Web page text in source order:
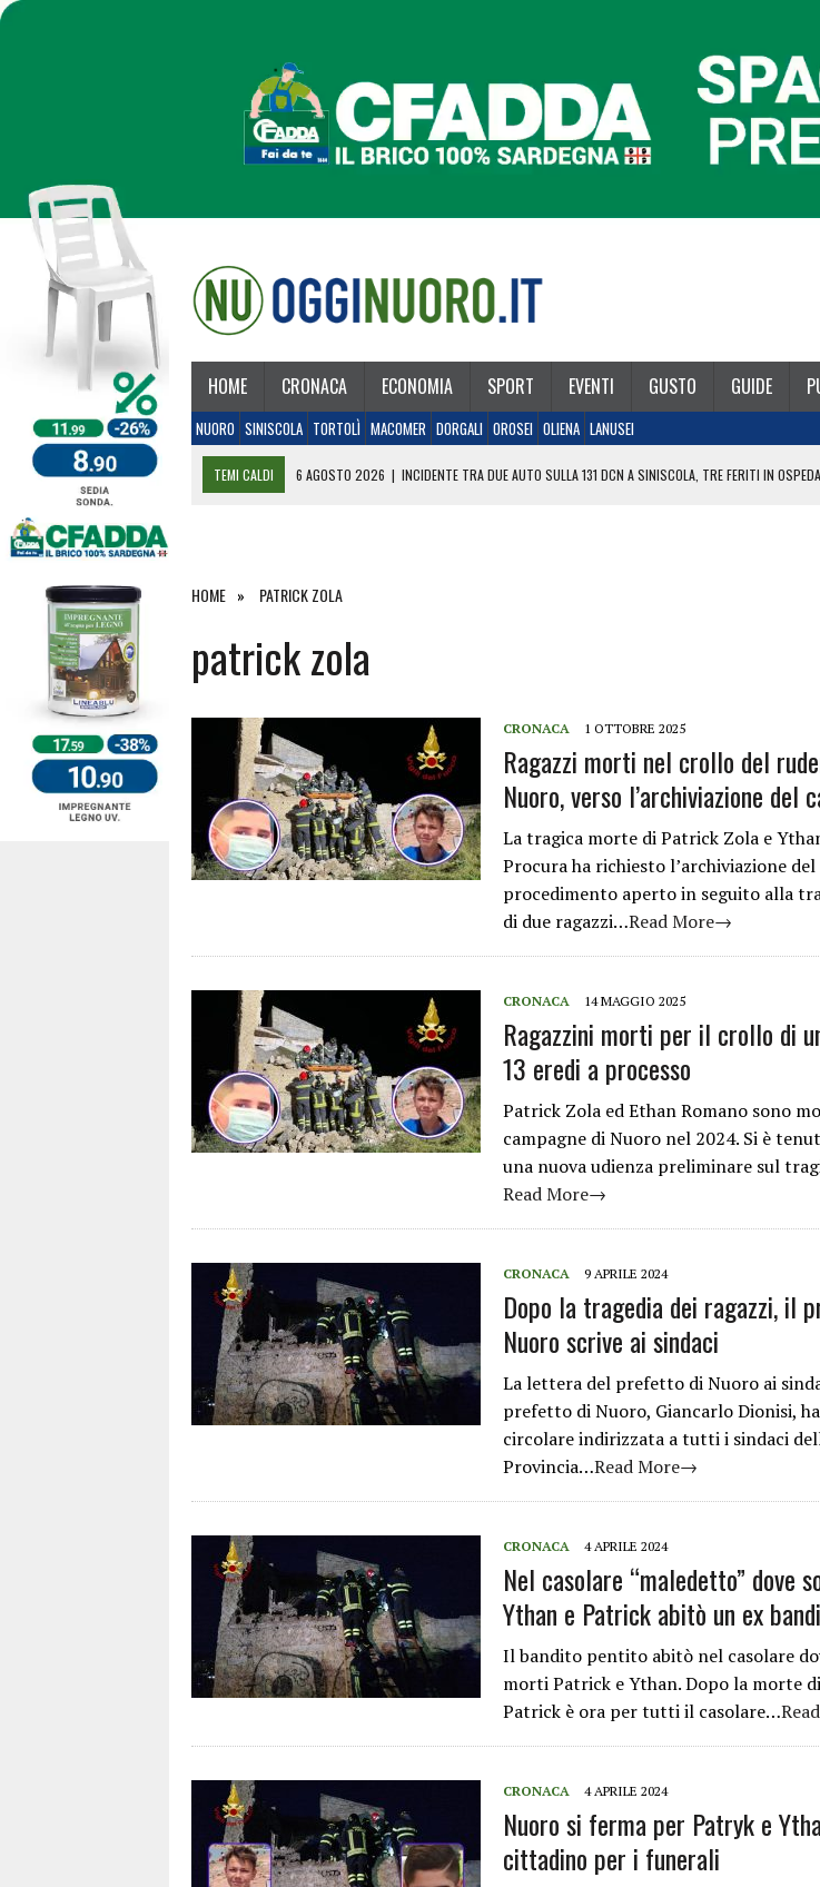
HOME CRONACA ECONOMIA SPORT EVENTI GUSTO GUIDE
NUORO SINISCOLA TORTOLÌ MACOMER DORGALI OROSEI OLIENA LANUSEI
TEMI CALDI 6 AGOSTO 2026 | INCIDENTE TRA DUE AUTO SULLA 131 DCN A SINISCOLA, TRE FERITI IN
27 LUGLIO 2026
OMICIDIO A BARI SARDO, ECCO COME È STATO UCCISO SIMONE CONCAS
HOME PATRICK ZOLA
patrick zola
CRONACA 1 OTTOBRE 2025
Ragazzi morti nel crollo del
Nuoro, verso l’archiviazione del
La tragica morte di Patrick Zola e
Procura ha richiesto l’archiviazione del
procedimento aperto in seguito alla
di due ragazzi…Read More→
CRONACA 14 MAGGIO 2025
Ragazzini morti per il crollo di
13 eredi a processo
Patrick Zola ed Ethan Romano sono
campagne di Nuoro nel 2024. Si è
una nuova udienza preliminare sul
Read More→
CRONACA 9 APRILE 2024
Dopo la tragedia dei ragazzi, il
Nuoro scrive ai sindaci
La lettera del prefetto di Nuoro ai
prefetto di Nuoro, Giancarlo Dionisi,
circolare indirizzata a tutti i sindaci
Provincia…Read More→
CRONACA 4 APRILE 2024
Nel casolare “maledetto” dove
Ythan e Patrick abitò un ex
Il bandito pentito abitò nel casolare
morti Patrick e Ythan. Dopo la morte
Patrick è ora per tutti il casolare…
CRONACA 4 APRILE 2024
Nuoro si ferma per Patryk e
cittadino per i funerali